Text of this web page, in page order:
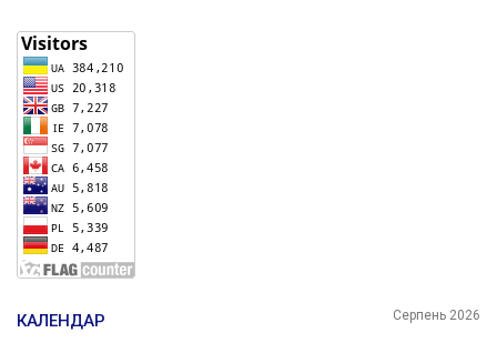
КАЛЕНДАР Серпень 2026